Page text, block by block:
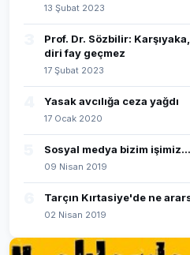
13 Şubat 2023
Prof. Dr. Sözbilir:
diri fay geçmez
17 Şubat 2023
Yasak avcılığa ceza yağdı
17 Ocak 2020
Sosyal medya bizim işimiz...
09 Nisan 2019
Tarçın Kırtasiye'de ne
02 Nisan 2019